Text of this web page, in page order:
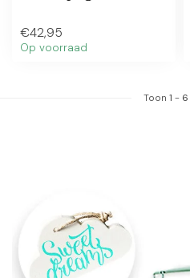
€42,95
Op voorraad
Toon 1 - 6